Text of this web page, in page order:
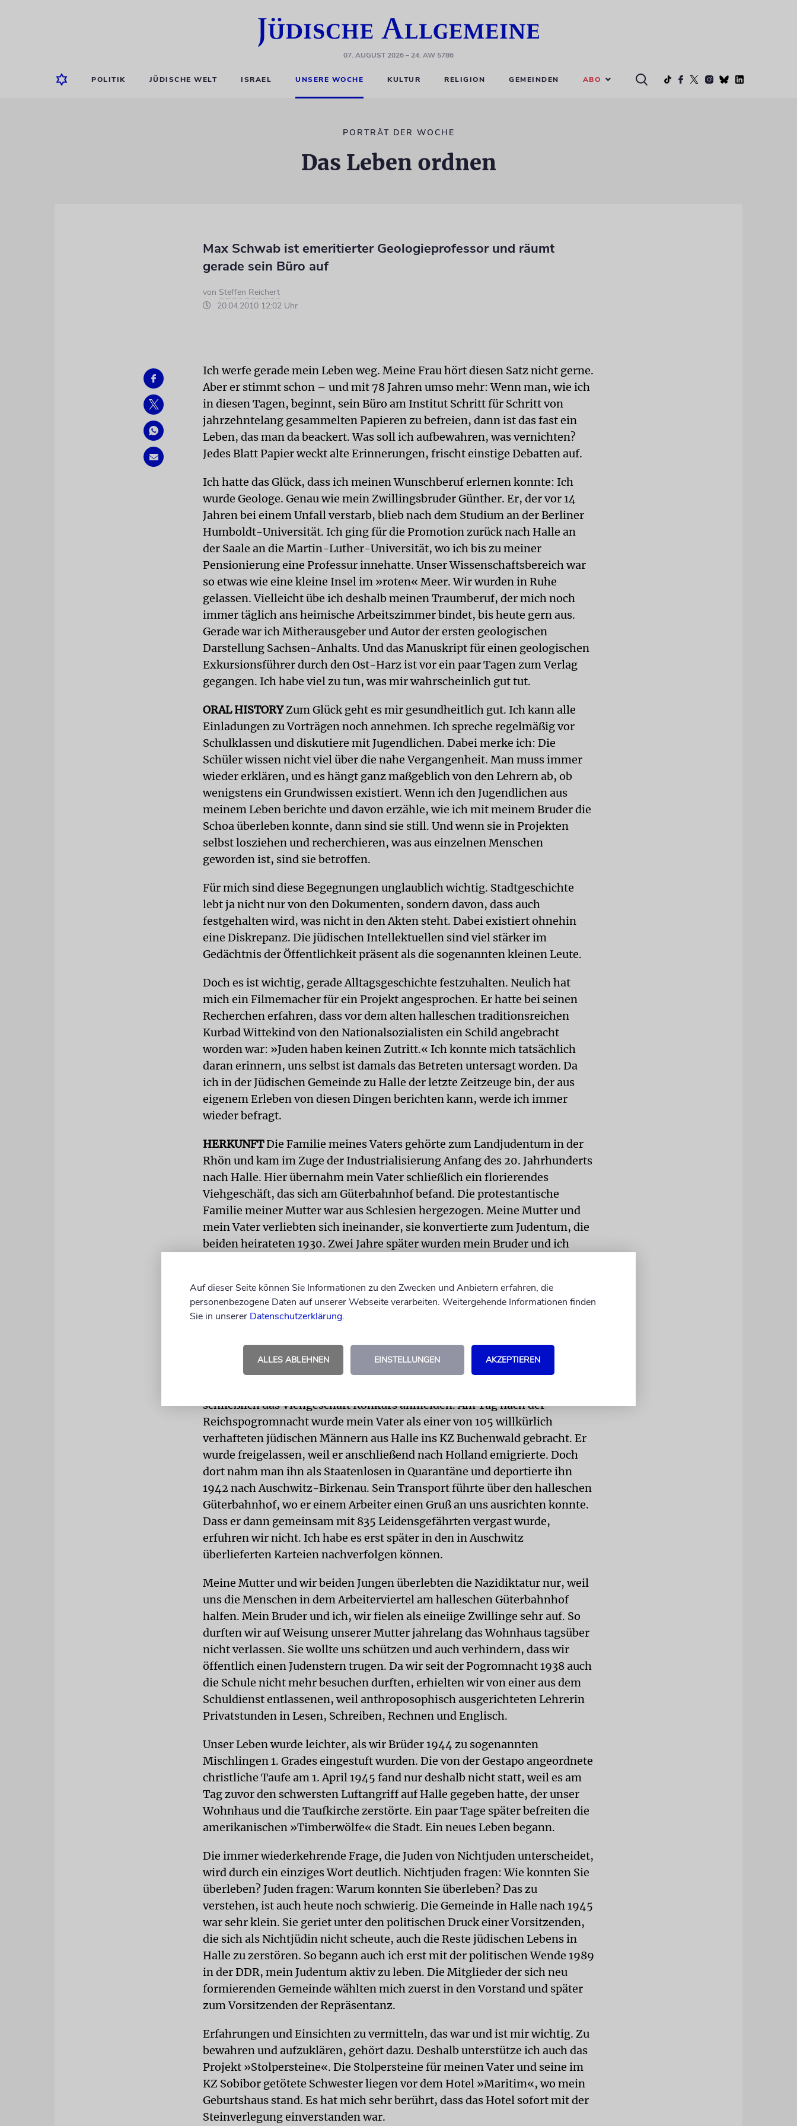
07. AUGUST 2026– 24. AW 5786
POLITIK JÜDISCHE WELT ISRAEL UNSERE WOCHE KULTUR RELIGION GEMEINDEN ABO
PORTRÄT DER WOCHE
Das Leben ordnen
Max Schwab ist emeritierter Geologieprofessor und räumt
gerade sein Büro auf
von Steffen Reichert
20.04.2010 12:02 Uhr
Ich werfe gerade mein Leben weg. Meine Frau hört diesen Satz nicht gerne.
Aber er stimmt schon – und mit 78 Jahren umso mehr: Wenn man, wie ich
in diesen Tagen, beginnt, sein Büro am Institut Schritt für Schritt von
jahrzehntelang gesammelten Papieren zu befreien, dann ist das fast ein
Leben, das man da beackert. Was soll ich aufbewahren, was vernichten?
Jedes Blatt Papier weckt alte Erinnerungen, frischt einstige Debatten auf.
Ich hatte das Glück, dass ich meinen Wunschberuf erlernen konnte: Ich
wurde Geologe. Genau wie mein Zwillingsbruder Günther. Er, der vor 14
Jahren bei einem Unfall verstarb, blieb nach dem Studium an der Berliner
Humboldt-Universität. Ich ging für die Promotion zurück nach Halle an
der Saale an die Martin-Luther-Universität, wo ich bis zu meiner
Pensionierung eine Professur innehatte. Unser Wissenschaftsbereich war
so etwas wie eine kleine Insel im »roten« Meer. Wir wurden in Ruhe
gelassen. Vielleicht übe ich deshalb meinen Traumberuf, der mich noch
immer täglich ans heimische Arbeitszimmer bindet, bis heute gern aus.
Gerade war ich Mitherausgeber und Autor der ersten geologischen
Darstellung Sachsen-Anhalts. Und das Manuskript für einen geologischen
Exkursionsführer durch den Ost-Harz ist vor ein paar Tagen zum Verlag
gegangen. Ich habe viel zu tun, was mir wahrscheinlich gut tut.
ORAL HISTORYZum Glück geht es mir gesundheitlich gut. Ich kann alle
Einladungen zu Vorträgen noch annehmen. Ich spreche regelmäßig vor
Schulklassen und diskutiere mit Jugendlichen. Dabei merke ich: Die
Schüler wissen nicht viel über die nahe Vergangenheit. Man muss immer
wieder erklären, und es hängt ganz maßgeblich von den Lehrern ab, ob
wenigstens ein Grundwissen existiert. Wenn ich den Jugendlichen aus
meinem Leben berichte und davon erzähle, wie ich mit meinem Bruder die
Schoa überleben konnte, dann sind sie still. Und wenn sie in Projekten
selbst losziehen und recherchieren, was aus einzelnen Menschen
geworden ist, sind sie betroffen.
Für mich sind diese Begegnungen unglaublich wichtig. Stadtgeschichte
lebt ja nicht nur von den Dokumenten, sondern davon, dass auch
festgehalten wird, was nicht in den Akten steht. Dabei existiert ohnehin
eine Diskrepanz. Die jüdischen Intellektuellen sind viel stärker im
Gedächtnis der Öffentlichkeit präsent als die sogenannten kleinen Leute.
Doch es ist wichtig, gerade Alltagsgeschichte festzuhalten. Neulich hat
mich ein Filmemacher für ein Projekt angesprochen. Er hatte bei seinen
Recherchen erfahren, dass vor dem alten halleschen traditionsreichen
Kurbad Wittekind von den Nationalsozialisten ein Schild angebracht
worden war: »Juden haben keinen Zutritt.« Ich konnte mich tatsächlich
daran erinnern, uns selbst ist damals das Betreten untersagt worden. Da
ich in der Jüdischen Gemeinde zu Halle der letzte Zeitzeuge bin, der aus
eigenem Erleben von diesen Dingen berichten kann, werde ich immer
wieder befragt.
HERKUNFTDie Familie meines Vaters gehörte zum Landjudentum in der
Rhön und kam im Zuge der Industrialisierung Anfang des 20. Jahrhunderts
nach Halle. Hier übernahm mein Vater schließlich ein florierendes
Viehgeschäft, das sich am Güterbahnhof befand. Die protestantische
Familie meiner Mutter war aus Schlesien hergezogen. Meine Mutter und
mein Vater verliebten sich ineinander, sie konvertierte zum Judentum, die
beiden heirateten 1930. Zwei Jahre später wurden mein Bruder und ich
verantwortlich.
Wir Kinder galten nach den sogenannten Nürnberger Gesetzen als
wurden als »Halbjuden« eingestuft. Das Judentum meiner Mutter wurde
von den Nazis aufgrund ihrer Rassegesetze nicht akzeptiert. 1936 verloren
schließlich das Viehgeschäft Konkurs anmelden. Am Tag nach der
Reichspogromnacht wurde mein Vater als einer von 105 willkürlich
verhafteten jüdischen Männern aus Halle ins KZ Buchenwald gebracht. Er
wurde freigelassen, weil er anschließend nach Holland emigrierte. Doch
dort nahm man ihn als Staatenlosen in Quarantäne und deportierte ihn
1942 nach Auschwitz-Birkenau. Sein Transport führte über den halleschen
Güterbahnhof, wo er einem Arbeiter einen Gruß an uns ausrichten konnte.
Dass er dann gemeinsam mit 835 Leidensgefährten vergast wurde,
erfuhren wir nicht. Ich habe es erst später in den in Auschwitz
überlieferten Karteien nachverfolgen können.
Meine Mutter und wir beiden Jungen überlebten die Nazidiktatur nur, weil
uns die Menschen in dem Arbeiterviertel am halleschen Güterbahnhof
halfen. Mein Bruder und ich, wir fielen als eineiige Zwillinge sehr auf. So
durften wir auf Weisung unserer Mutter jahrelang das Wohnhaus tagsüber
nicht verlassen. Sie wollte uns schützen und auch verhindern, dass wir
öffentlich einen Judenstern trugen. Da wir seit der Pogromnacht 1938 auch
die Schule nicht mehr besuchen durften, erhielten wir von einer aus dem
Schuldienst entlassenen, weil anthroposophisch ausgerichteten Lehrerin
Privatstunden in Lesen, Schreiben, Rechnen und Englisch.
Unser Leben wurde leichter, als wir Brüder 1944 zu sogenannten
Mischlingen 1. Grades eingestuft wurden. Die von der Gestapo angeordnete
christliche Taufe am 1. April 1945 fand nur deshalb nicht statt, weil es am
Tag zuvor den schwersten Luftangriff auf Halle gegeben hatte, der unser
Wohnhaus und die Taufkirche zerstörte. Ein paar Tage später befreiten die
amerikanischen »Timberwölfe« die Stadt. Ein neues Leben begann.
Die immer wiederkehrende Frage, die Juden von Nichtjuden unterscheidet,
wird durch ein einziges Wort deutlich. Nichtjuden fragen: Wie konnten Sie
überleben? Juden fragen: Warum konnten Sie überleben? Das zu
verstehen, ist auch heute noch schwierig. Die Gemeinde in Halle nach 1945
war sehr klein. Sie geriet unter den politischen Druck einer Vorsitzenden,
die sich als Nichtjüdin nicht scheute, auch die Reste jüdischen Lebens in
Halle zu zerstören. So begann auch ich erst mit der politischen Wende 1989
in der DDR, mein Judentum aktiv zu leben. Die Mitglieder der sich neu
formierenden Gemeinde wählten mich zuerst in den Vorstand und später
zum Vorsitzenden der Repräsentanz.
Erfahrungen und Einsichten zu vermitteln, das war und ist mir wichtig. Zu
bewahren und aufzuklären, gehört dazu. Deshalb unterstütze ich auch das
Projekt »Stolpersteine«. Die Stolpersteine für meinen Vater und seine im
KZ Sobibor getötete Schwester liegen vor dem Hotel »Maritim«, wo mein
Geburtshaus stand. Es hat mich sehr berührt, dass das Hotel sofort mit der
Steinverlegung einverstanden war.
Auf dieser Seite können Sie Informationen zu den Zwecken und Anbietern erfahren, die
personenbezogene Daten auf unserer Webseite verarbeiten. Weitergehende Informationen finden
Sie in unserer Datenschutzerklärung.
ALLES ABLEHNEN EINSTELLUNGEN AKZEPTIEREN